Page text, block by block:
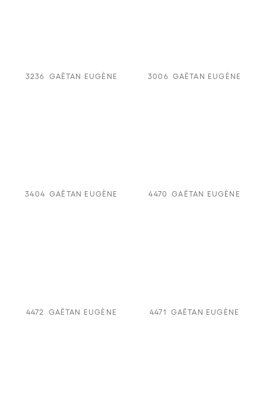
3236 GAËTAN EUGÈNE 3006 GAËTAN EUGÈNE
3404 GAËTAN EUGÈNE 4470 GAËTAN EUGÈNE
4472 GAËTAN EUGÈNE 4471 GAËTAN EUGÈNE